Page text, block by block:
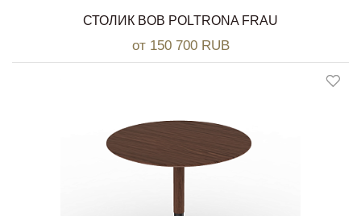
СТОЛИК BOB POLTRONA FRAU
от 150 700 RUB